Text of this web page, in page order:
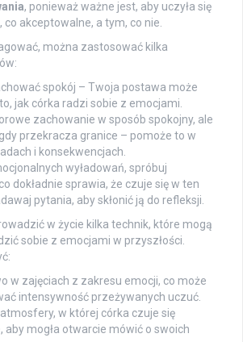
, ponieważ ważne jest, aby uczyła się
akceptowalne, a tym, co nie.
można zastosować kilka
spokój – Twoja postawa może
jak córka radzi sobie z emocjami.
zachowanie w sposób spokojny, ale
przekracza granice – pomoże to w
i konsekwencjach.
wyładowań, spróbuj
dokładnie sprawia, że czuje się w ten
pytania, aby skłonić ją do refleksji.
w życie kilka technik, które mogą
sobie z emocjami w przyszłości.
w zajęciach z zakresu emocji, co może
intensywność przeżywanych uczuć.
w której córka czuje się
aby mogła otwarcie mówić o swoich